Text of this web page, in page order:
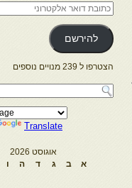
כתובת
דואר
אלקטרוני
להירשם
הצטרפו ל 239 מנויים נוספים
Translate
אוגוסט 2026
א
ב ג ד ה ו